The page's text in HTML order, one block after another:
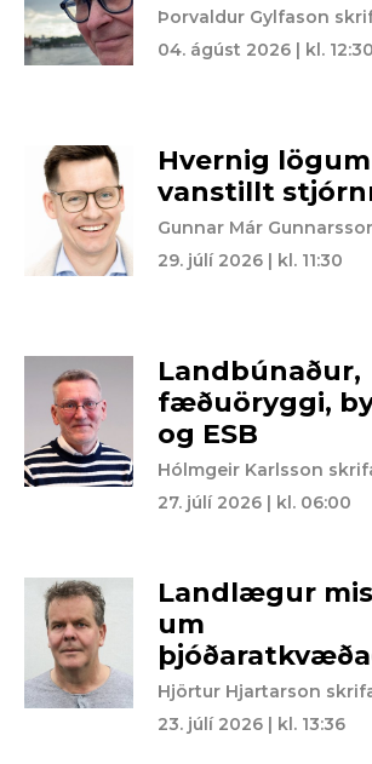
Þorvaldur Gylfason
04. ágúst 2026 | kl. 12:30
Hvernig
vanstillt
Gunnar Már
29. júlí 2026 | kl. 11:30
Landbúnaður,
fæðuöryggi,
og ESB
Hólmgeir Karlsson
27. júlí 2026 | kl. 06:00
Landlægur
um
Hjörtur Hjartarson
23. júlí 2026 | kl. 13:36